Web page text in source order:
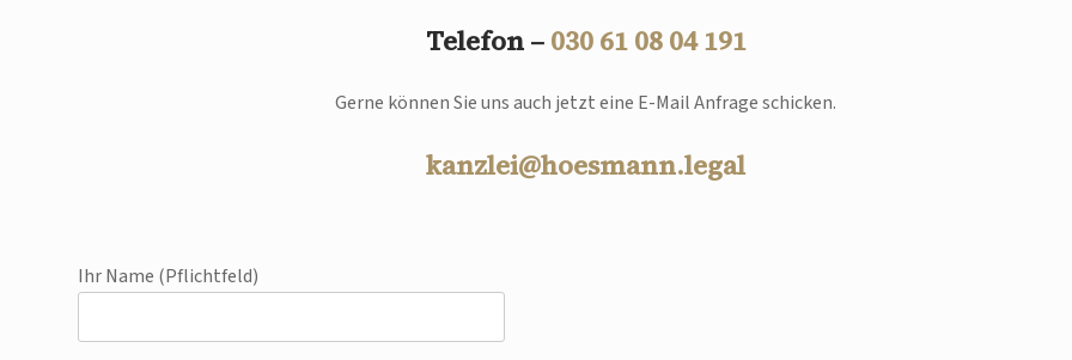
Telefon – 030 61 08 04 191
Gerne können Sie uns auch jetzt eine E-Mail Anfrage schicken.
kanzlei@hoesmann.legal
Ihr Name (Pflichtfeld)